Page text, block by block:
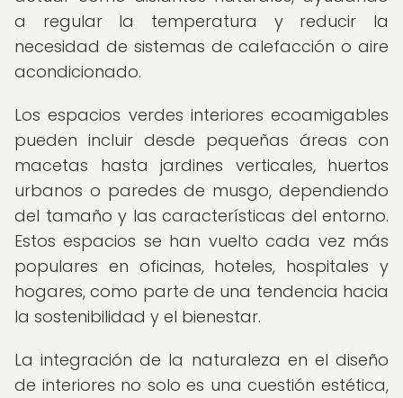
a regular la temperatura y reducir la
necesidad de sistemas de calefacción o aire
acondicionado.
Los espacios verdes interiores ecoamigables
pueden incluir desde pequeñas áreas con
macetas hasta jardines verticales, huertos
urbanos o paredes de musgo, dependiendo
del tamaño y las características del entorno.
Estos espacios se han vuelto cada vez más
populares en oficinas, hoteles, hospitales y
hogares, como parte de una tendencia hacia
la sostenibilidad y el bienestar.
La integración de la naturaleza en el diseño
de interiores no solo es una cuestión estética,